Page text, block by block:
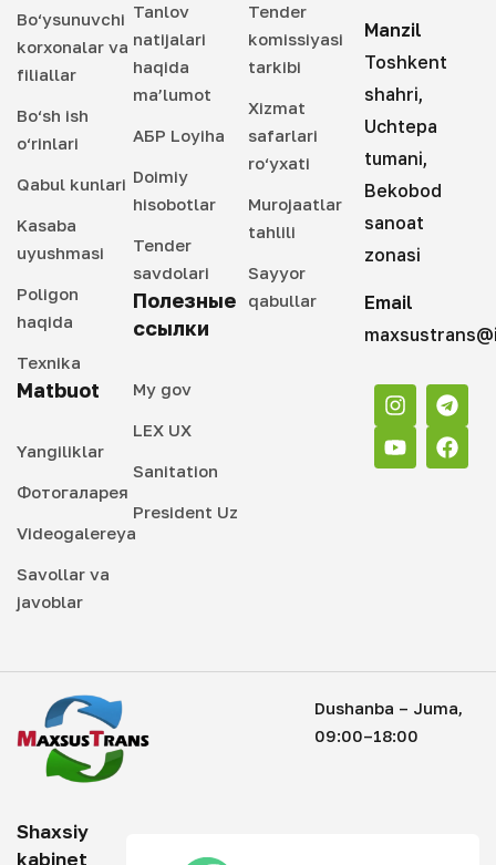
Bo‘ysunuvchi
korxonalar va
filiallar
Bo‘sh ish
o‘rinlari
Qabul kunlari
Kasaba
uyushmasi
Poligon
haqida
Texnika
Matbuot
Yangiliklar
Фотогаларея
Videogalereya
Savollar va
javoblar
Tanlov
natijalari
haqida
ma’lumot
АБР Loyiha
Doimiy
hisobotlar
Tender
savdolari
Полезные
ссылки
My gov
LEX UX
Sanitation
President Uz
Tender
komissiyasi
tarkibi
Xizmat
safarlari
ro‘yxati
Murojaatlar
tahlili
Sayyor
qabullar
Manzil
Toshkent
shahri,
Uchtepa
tumani,
Bekobod
sanoat
zonasi
Email
Dushanba – Juma,
09:00–18:00
Shaxsiy
kabinet